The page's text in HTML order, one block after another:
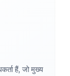
हैं, जो मुख्य